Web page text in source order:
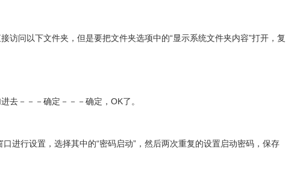
问以下文件夹，但是要把文件夹选项中的“显示系统文件夹内容”打开，复
去－－－确定－－－确定，OK了。
进行设置，选择其中的“密码启动”，然后两次重复的设置启动密码，保存